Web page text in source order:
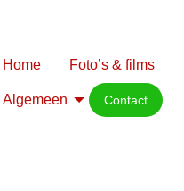
Home Foto’s & films
Algemeen Contact